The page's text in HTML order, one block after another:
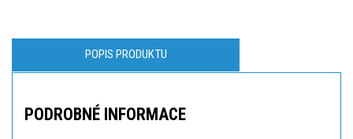
POPIS PRODUKTU
PODROBNÉ INFORMACE